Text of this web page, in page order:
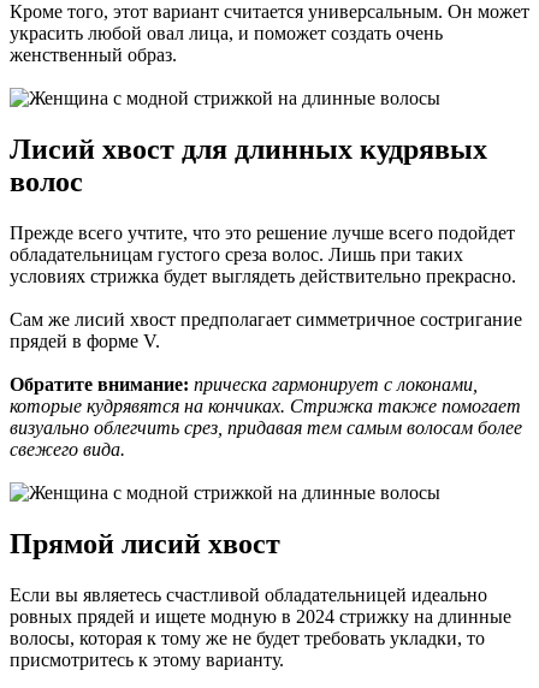
Кроме того, этот вариант считается универсальным. Он может
украсить любой овал лица, и поможет создать очень
женственный образ.
Лисий хвост для длинных кудрявых
волос
Прежде всего учтите, что это решение лучше всего подойдет
обладательницам густого среза волос. Лишь при таких
условиях стрижка будет выглядеть действительно прекрасно.
Сам же лисий хвост предполагает симметричное состригание
прядей в форме V.
Обратите внимание: прическа гармонирует с локонами,
которые кудрявятся на кончиках. Стрижка также помогает
визуально облегчить срез, придавая тем самым волосам более
свежего вида.
Прямой лисий хвост
Если вы являетесь счастливой обладательницей идеально
ровных прядей и ищете модную в 2024 стрижку на длинные
волосы, которая к тому же не будет требовать укладки, то
присмотритесь к этому варианту.